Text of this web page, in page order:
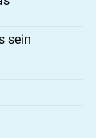
sein